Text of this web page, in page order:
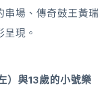
串場、傳奇鼓王黃瑞
現。
）與13歲的小號樂